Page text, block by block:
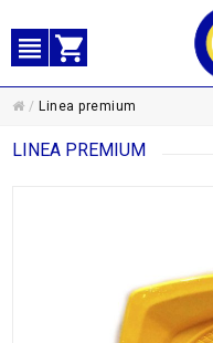
/ Linea premium
LINEA PREMIUM